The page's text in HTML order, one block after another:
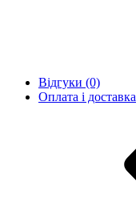
Відгуки (0)
Оплата і доставка